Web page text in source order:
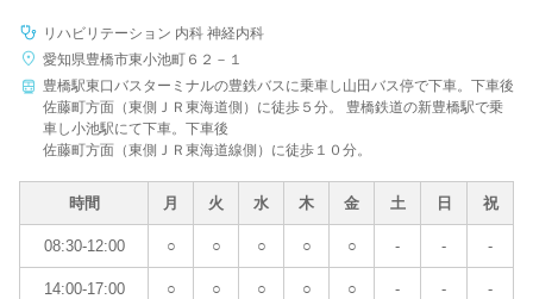
リハビリテーション 内科 神経内科
愛知県豊橋市東小池町６２－１
豊橋駅東口バスターミナルの豊鉄バスに乗車し山田バス停で下車。下車後
佐藤町方面（東側ＪＲ東海道側）に徒歩５分。 豊橋鉄道の新豊橋駅で乗
車し小池駅にて下車。下車後
佐藤町方面（東側ＪＲ東海道線側）に徒歩１０分。
時間 月 火 水 木 金 土 日 祝
08:30-12:00 ○ ○ ○ ○ ○ - - -
14:00-17:00 ○ ○ ○ ○ ○ - - -